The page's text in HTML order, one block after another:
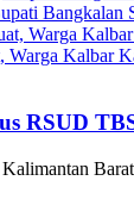
Kalbar
RSUD